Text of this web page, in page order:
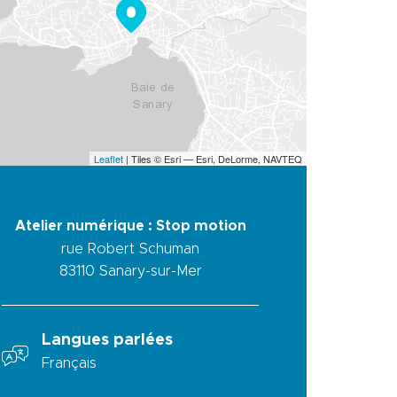
Leaflet | Tiles © Esri — Esri, DeLorme, NAVTEQ
Atelier numérique : Stop motion
rue Robert Schuman
83110 Sanary-sur-Mer
Langues parlées
Français